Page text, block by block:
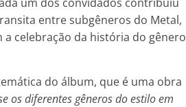
entre subgêneros do Metal,
celebração da história do gênero
do álbum, que é uma obra
os diferentes gêneros do estilo em